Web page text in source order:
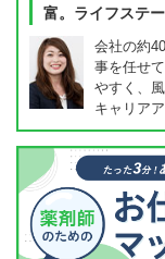
富。ライフステ
会社の約
事を任せ
やすく、
キャリア